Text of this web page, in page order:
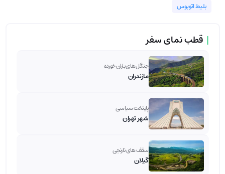
بلیط اتوبوس
| قطب نمای سفر
جنگل های باران خورده
مازندران
پایتخت سیاسی
شهر تهران
سقف های نارنجی
گیلان